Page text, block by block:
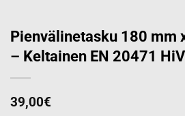
Pienvälinetasku 180 mm
– Keltainen EN 20471
39,00€